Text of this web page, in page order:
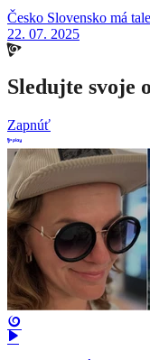
Česko Slovensko má
22. 07. 2025
Sledujte svoje
Zapnúť